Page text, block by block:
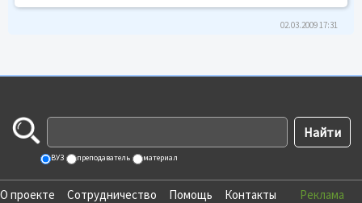
02.03.2009 17:31
ВУЗ преподаватель материал
О проекте Сотрудничество Помощь Контакты Реклама